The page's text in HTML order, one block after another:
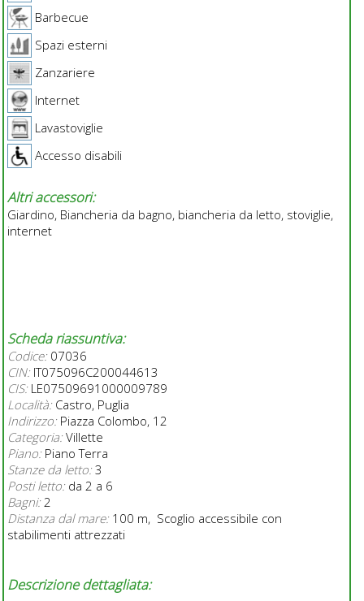
Barbecue
Spazi esterni
Zanzariere
Internet
Lavastoviglie
Accesso disabili
Altri accessori:
Giardino, Biancheria da bagno, biancheria da letto, stoviglie,
internet
Scheda riassuntiva:
Codice:07036
CIN:IT075096C200044613
CIS:LE07509691000009789
Località:Castro, Puglia
Indirizzo:Piazza Colombo, 12
Categoria:Villette
Piano:Piano Terra
Stanze da letto:3
Posti letto:da 2 a 6
Bagni:2
Distanza dal mare:100 m, Scoglio accessibile con
stabilimenti attrezzati
Descrizione dettagliata: